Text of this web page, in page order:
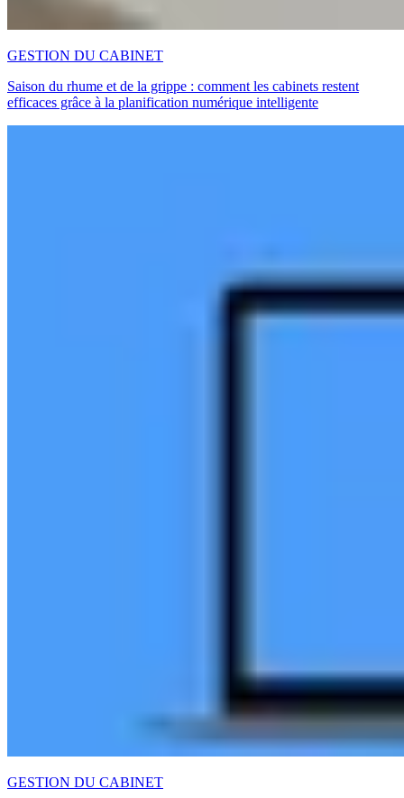
GESTION DU CABINET
Saison du rhume et de la grippe : comment les cabinets restent
efficaces grâce à la planification numérique intelligente
GESTION DU CABINET